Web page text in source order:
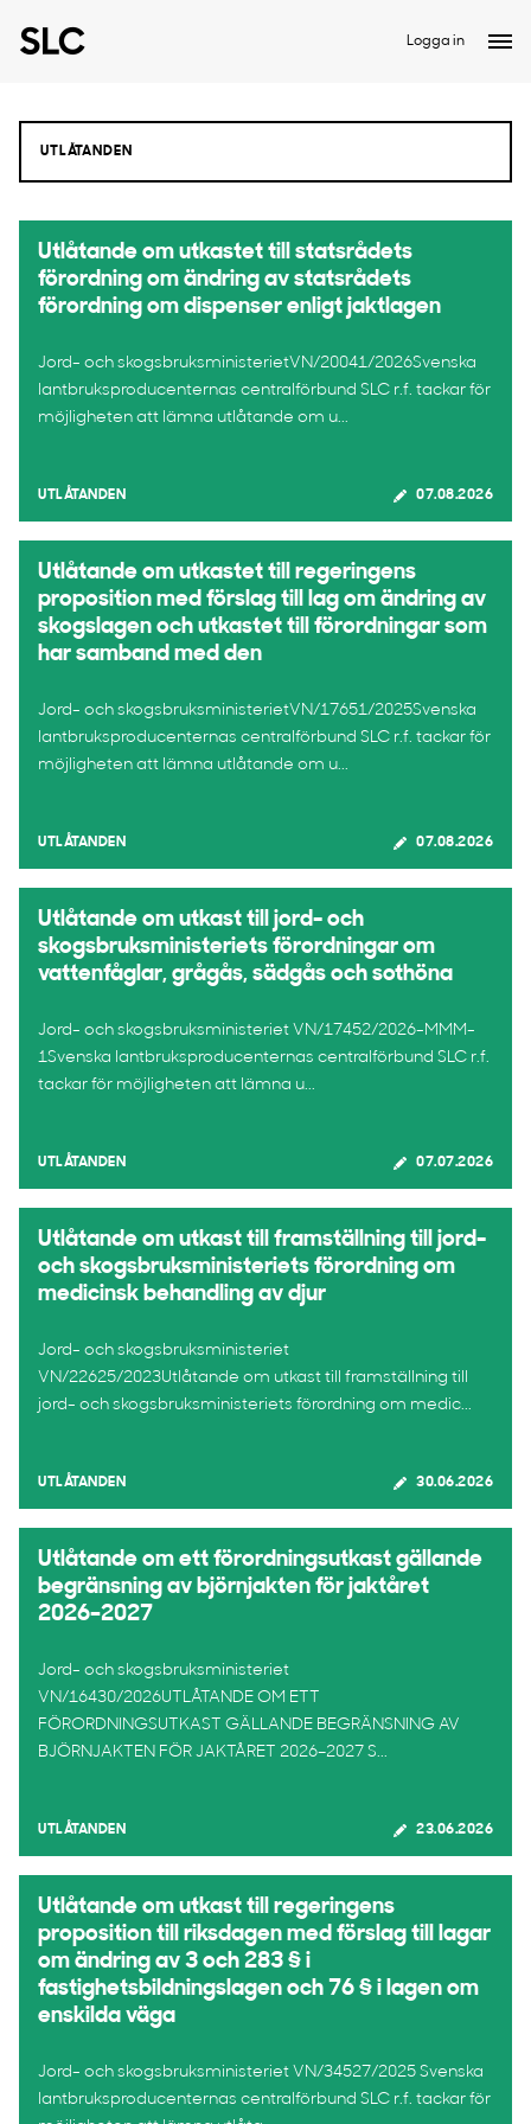
Logga in
Utlåtande om utkastet till statsrådets
förordning om ändring av statsrådets
förordning om dispenser enligt jaktlagen
Jord- och skogsbruksministerietVN/20041/2026Svenska
lantbruksproducenternas centralförbund SLC r.f. tackar för
möjligheten att lämna utlåtande om u...
UTLÅTANDEN 07.08.2026
Utlåtande om utkastet till regeringens
proposition med förslag till lag om ändring av
skogslagen och utkastet till förordningar som
har samband med den
Jord- och skogsbruksministerietVN/17651/2025Svenska
lantbruksproducenternas centralförbund SLC r.f. tackar för
möjligheten att lämna utlåtande om u...
UTLÅTANDEN 07.08.2026
Utlåtande om utkast till jord- och
skogsbruksministeriets förordningar om
vattenfåglar, grågås, sädgås och sothöna
Jord- och skogsbruksministeriet VN/17452/2026-MMM-
1Svenska lantbruksproducenternas centralförbund SLC r.f.
tackar för möjligheten att lämna u...
UTLÅTANDEN 07.07.2026
Utlåtande om utkast till framställning till jord-
och skogsbruksministeriets förordning om
medicinsk behandling av djur
Jord- och skogsbruksministeriet
VN/22625/2023Utlåtande om utkast till framställning till
jord- och skogsbruksministeriets förordning om medic...
UTLÅTANDEN 30.06.2026
Utlåtande om ett förordningsutkast gällande
begränsning av björnjakten för jaktåret
2026–2027
Jord- och skogsbruksministeriet
VN/16430/2026UTLÅTANDE OM ETT
FÖRORDNINGSUTKAST GÄLLANDE BEGRÄNSNING AV
BJÖRNJAKTEN FÖR JAKTÅRET 2026–2027 S...
UTLÅTANDEN 23.06.2026
Utlåtande om utkast till regeringens
proposition till riksdagen med förslag till lagar
om ändring av 3 och 283 § i
fastighetsbildningslagen och 76 § i lagen om
enskilda väga
Jord- och skogsbruksministeriet VN/34527/2025 Svenska
lantbruksproducenternas centralförbund SLC r.f. tackar för